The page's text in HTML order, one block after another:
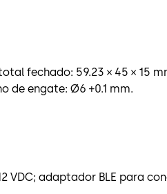
fechado: 59.23 × 45 × 15
de engate: Ø6 +0.1 mm.
VDC; adaptador BLE para